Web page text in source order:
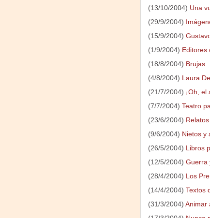
(13/10/2004) Una
(29/9/2004)
(15/9/2004)
(1/9/2004) Editores
(18/8/2004) Brujas
(4/8/2004) Laura
(21/7/2004) ¡Oh, el
(7/7/2004) Teatro
(23/6/2004)
(9/6/2004) Nietos y
(26/5/2004) Libros
(12/5/2004) Guerra
(28/4/2004) Los
(14/4/2004) Textos
(31/3/2004) Animar